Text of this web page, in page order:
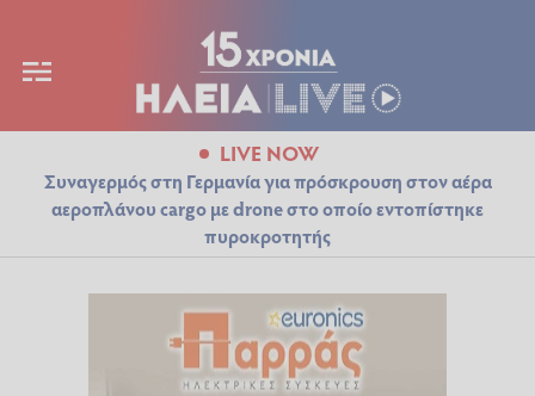
LIVE NOW
Συναγερμός στη Γερμανία για πρόσκρουση στον αέρα
αεροπλάνου cargo με drone στο οποίο εντοπίστηκε
πυροκροτητής